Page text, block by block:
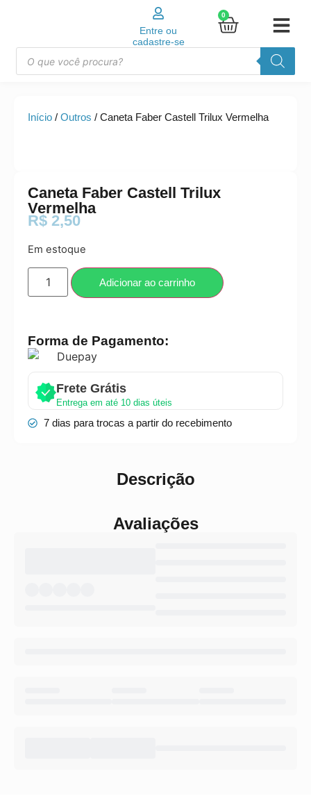
Entre ou
cadastre-se
0
Início / Outros / Caneta Faber Castell Trilux Vermelha
Caneta Faber Castell Trilux
Vermelha
R$ 2,50
Em estoque
Adicionar ao carrinho
Forma de Pagamento:
Frete Grátis
Entrega em até 10 dias úteis
7 dias para trocas a partir do recebimento
Descrição
Avaliações